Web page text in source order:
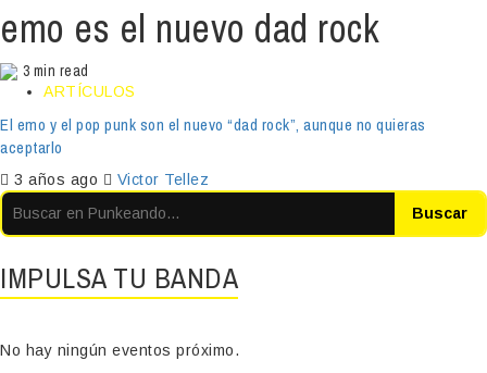
emo es el nuevo dad rock
3 min read
ARTÍCULOS
El emo y el pop punk son el nuevo “dad rock”, aunque no quieras
aceptarlo
3 años ago
Victor Tellez
Buscar
IMPULSA TU BANDA
No hay ningún eventos próximo.